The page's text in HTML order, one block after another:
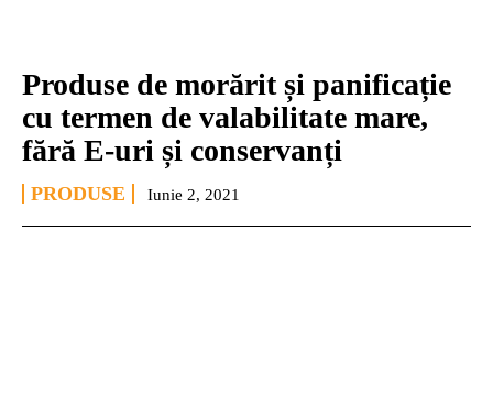
Produse de morărit și panificație
cu termen de valabilitate mare,
fără E-uri și conservanți
PRODUSE Iunie 2, 2021